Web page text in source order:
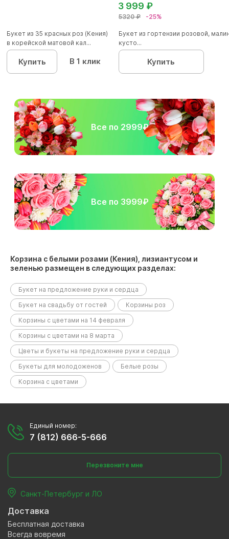
Букет из 35 красных роз (Кения)
в корейской матовой кал...
Купить В 1 клик
5320 ₽ -25%
3 999 ₽
Букет из гортензии розовой,
кусто...
Купить
Все по 2999₽
Все по 3999₽
Корзина с белыми розами (Кения), лизиантусом и
зеленью размещен в следующих разделах:
Букет на предложение руки и сердца
Букет на свадьбу от гостей
Корзины роз
Корзины с цветами на 14 февраля
Корзины с цветами на 8 марта
Цветы и букеты на предложение руки и сердца
Букеты для молодоженов
Белые розы
Корзина с цветами
Единый номер:
7 (812) 666-5-666
Перезвоните мне
Санкт-Петербург и ЛО
Доставка
Бесплатная доставка
Всегда вовремя